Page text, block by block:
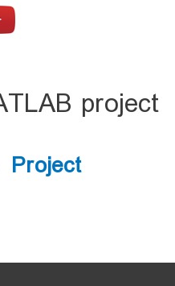
project
Project